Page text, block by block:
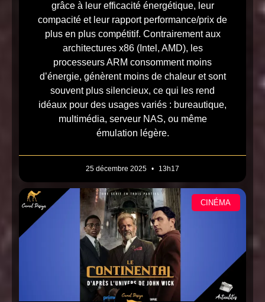
grâce à leur efficacité énergétique, leur
compacité et leur rapport performance/prix de
plus en plus compétitif. Contrairement aux
architectures x86 (Intel, AMD), les
processeurs ARM consomment moins
d’énergie, génèrent moins de chaleur et sont
souvent plus silencieux, ce qui les rend
idéaux pour des usages variés : bureautique,
multimédia, serveur NAS, ou même
émulation légère.
25 décembre 2025 13h17
CINÉMA